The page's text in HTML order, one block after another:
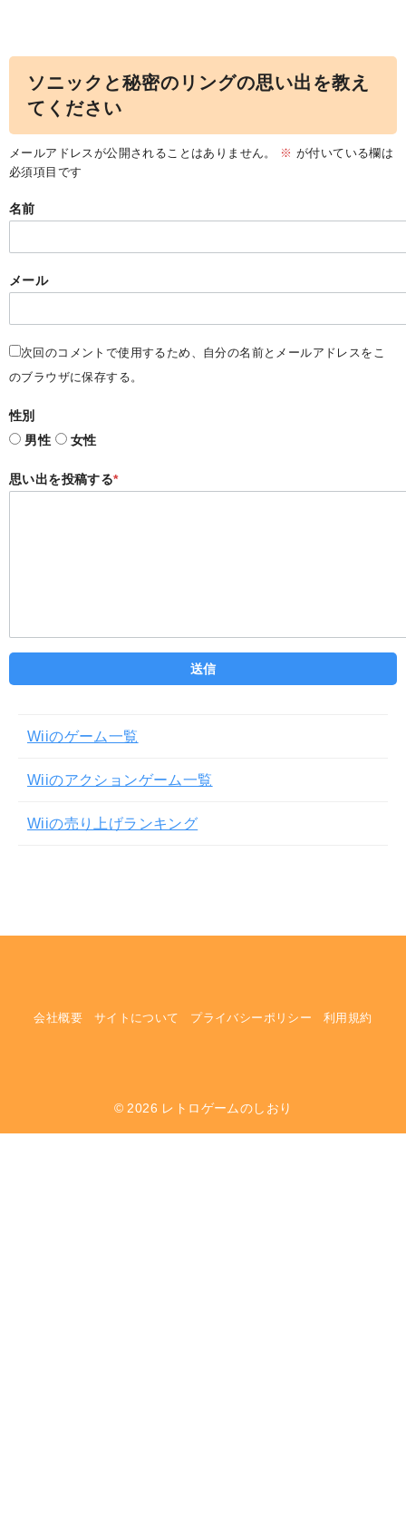
ソニックと秘密のリングの思い出を教え
てください
メールアドレスが公開されることはありません。 ※ が付いている欄は
必須項目です
名前
メール
次回のコメントで使用するため、自分の名前とメールアドレスをこ
のブラウザに保存する。
性別
男性
女性
思い出を投稿する*
Wiiのゲーム一覧
Wiiのアクションゲーム一覧
Wiiの売り上げランキング
会社概要 サイトについて プライバシーポリシー 利用規約
© 2026 レトロゲームのしおり